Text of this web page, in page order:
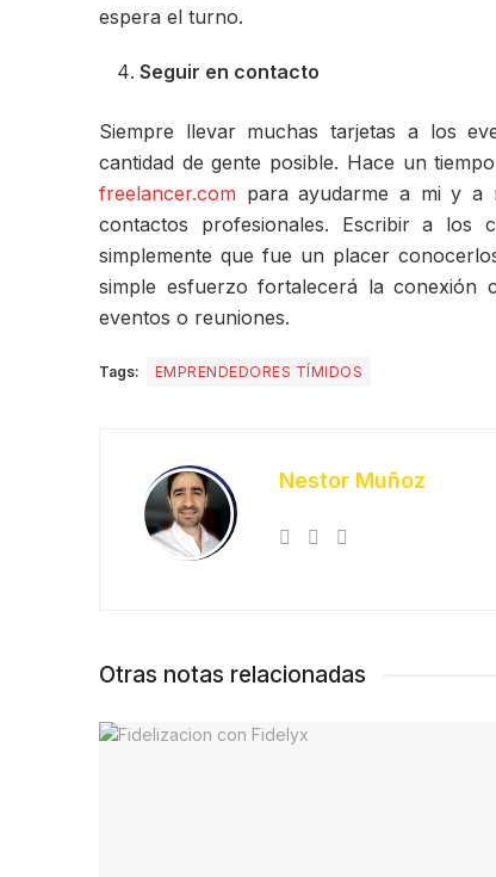
espera el turno.
Seguir en contacto
Siempre llevar muchas tarjetas a los
cantidad de gente posible. Hace un
freelancer.com para ayudarme a mi y a
contactos profesionales. Escribir a
simplemente que fue un placer
simple esfuerzo fortalecerá la
eventos o reuniones.
Tags: EMPRENDEDORES TÍMIDOS
Nestor Muñoz
Otras notas relacionadas